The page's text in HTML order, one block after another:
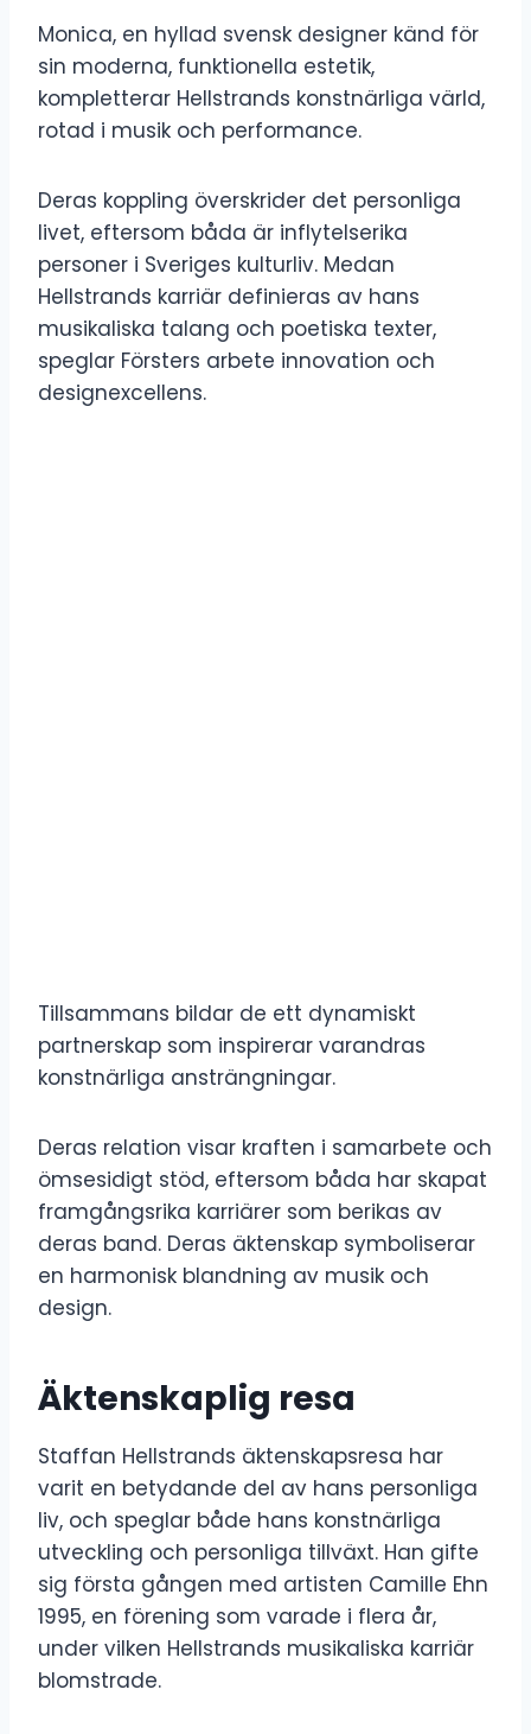
Monica, en hyllad svensk designer känd för
sin moderna, funktionella estetik,
kompletterar Hellstrands konstnärliga värld,
rotad i musik och performance.
Deras koppling överskrider det personliga
livet, eftersom båda är inflytelserika
personer i Sveriges kulturliv. Medan
Hellstrands karriär definieras av hans
musikaliska talang och poetiska texter,
speglar Försters arbete innovation och
designexcellens.
Tillsammans bildar de ett dynamiskt
partnerskap som inspirerar varandras
konstnärliga ansträngningar.
Deras relation visar kraften i samarbete och
ömsesidigt stöd, eftersom båda har skapat
framgångsrika karriärer som berikas av
deras band. Deras äktenskap symboliserar
en harmonisk blandning av musik och
design.
Äktenskaplig resa
Staffan Hellstrands äktenskapsresa har
varit en betydande del av hans personliga
liv, och speglar både hans konstnärliga
utveckling och personliga tillväxt. Han gifte
sig första gången med artisten Camille Ehn
1995, en förening som varade i flera år,
under vilken Hellstrands musikaliska karriär
blomstrade.